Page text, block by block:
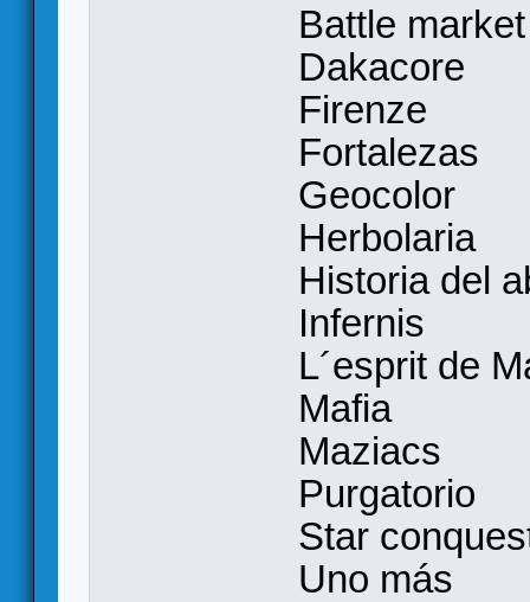
Battle market
Dakacore
Firenze
Fortalezas
Geocolor
Herbolaria
Historia del
Infernis
L´esprit de
Mafia
Maziacs
Purgatorio
Star
Uno más